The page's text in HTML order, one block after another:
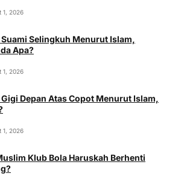
1, 2026
Selingkuh Menurut Islam,
Apa?
1, 2026
Depan Atas Copot Menurut Islam,
1, 2026
Klub Bola Haruskah Berhenti